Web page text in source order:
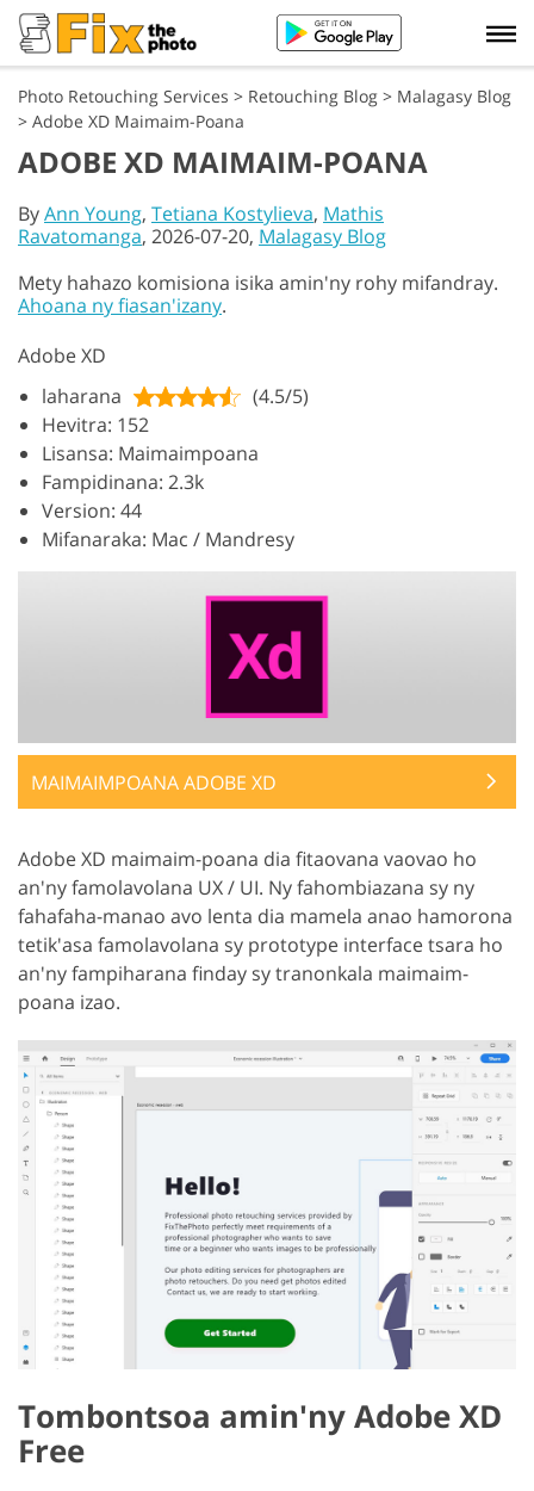
Photo Retouching Services > Retouching Blog > Malagasy Blog
> Adobe XD Maimaim-Poana
ADOBE XD MAIMAIM-POANA
ByAnn Young, Tetiana Kostylieva, Mathis
Ravatomanga, 2026-07-20, Malagasy Blog
Mety hahazo komisiona isika amin'ny rohy mifandray.
Ahoana ny fiasan'izany.
Adobe XD
laharana
(4.5/5)
Hevitra: 152
Lisansa: Maimaimpoana
Fampidinana: 2.3k
Version: 44
Mifanaraka: Mac / Mandresy
MAIMAIMPOANA ADOBE XD
Adobe XD maimaim-poana dia fitaovana vaovao ho
an'ny famolavolana UX / UI. Ny fahombiazana sy ny
fahafaha-manao avo lenta dia mamela anao hamorona
tetik'asa famolavolana sy prototype interface tsara ho
an'ny fampiharana finday sy tranonkala maimaim-
poana izao.
Tombontsoa amin'ny Adobe XD
Free